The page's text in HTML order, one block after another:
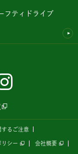
フティドライブ
するご注意
リシー 会社概要